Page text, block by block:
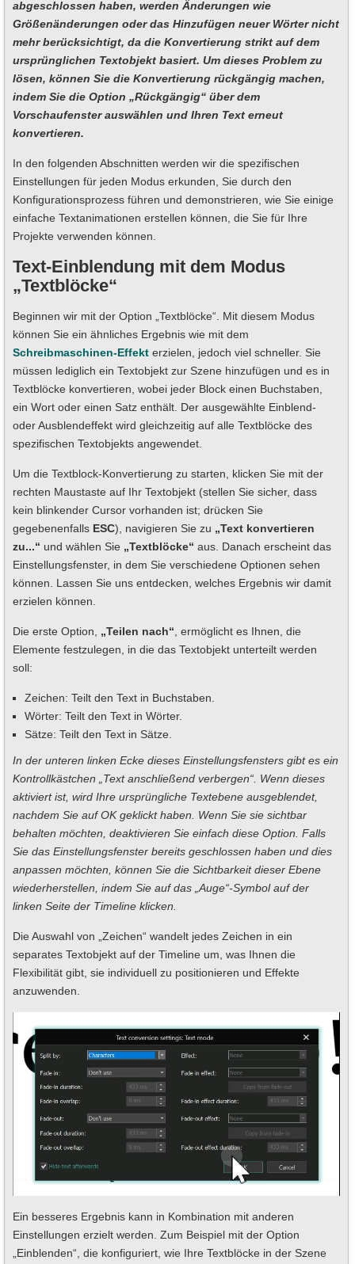
abgeschlossen haben, werden Änderungen wie
Größenänderungen oder das Hinzufügen neuer Wörter nicht
mehr berücksichtigt, da die Konvertierung strikt auf dem
ursprünglichen Textobjekt basiert. Um dieses Problem zu
lösen, können Sie die Konvertierung rückgängig machen,
indem Sie die Option „Rückgängig“ über dem
Vorschaufenster auswählen und Ihren Text erneut
konvertieren.
In den folgenden Abschnitten werden wir die spezifischen
Einstellungen für jeden Modus erkunden, Sie durch den
Konfigurationsprozess führen und demonstrieren, wie Sie einige
einfache Textanimationen erstellen können, die Sie für Ihre
Projekte verwenden können.
Text-Einblendung mit dem Modus
„Textblöcke“
Beginnen wir mit der Option „Textblöcke“. Mit diesem Modus
können Sie ein ähnliches Ergebnis wie mit dem
Schreibmaschinen-Effekt erzielen, jedoch viel schneller. Sie
müssen lediglich ein Textobjekt zur Szene hinzufügen und es in
Textblöcke konvertieren, wobei jeder Block einen Buchstaben,
ein Wort oder einen Satz enthält. Der ausgewählte Einblend-
oder Ausblendeffekt wird gleichzeitig auf alle Textblöcke des
spezifischen Textobjekts angewendet.
Um die Textblock-Konvertierung zu starten, klicken Sie mit der
rechten Maustaste auf Ihr Textobjekt (stellen Sie sicher, dass
kein blinkender Cursor vorhanden ist; drücken Sie
gegebenenfalls ESC), navigieren Sie zu „Text konvertieren
zu...“ und wählen Sie „Textblöcke“ aus. Danach erscheint das
Einstellungsfenster, in dem Sie verschiedene Optionen sehen
können. Lassen Sie uns entdecken, welches Ergebnis wir damit
erzielen können.
Die erste Option, „Teilen nach“ , ermöglicht es Ihnen, die
Elemente festzulegen, in die das Textobjekt unterteilt werden
soll:
Zeichen: Teilt den Text in Buchstaben.
Wörter: Teilt den Text in Wörter.
Sätze: Teilt den Text in Sätze.
In der unteren linken Ecke dieses Einstellungsfensters gibt es ein
Kontrollkästchen „Text anschließend verbergen“. Wenn dieses
aktiviert ist, wird Ihre ursprüngliche Textebene ausgeblendet,
nachdem Sie auf OK geklickt haben. Wenn Sie sie sichtbar
behalten möchten, deaktivieren Sie einfach diese Option. Falls
Sie das Einstellungsfenster bereits geschlossen haben und dies
anpassen möchten, können Sie die Sichtbarkeit dieser Ebene
wiederherstellen, indem Sie auf das „Auge“-Symbol auf der
linken Seite der Timeline klicken.
Die Auswahl von „Zeichen“ wandelt jedes Zeichen in ein
separates Textobjekt auf der Timeline um, was Ihnen die
Flexibilität gibt, sie individuell zu positionieren und Effekte
anzuwenden.
Ein besseres Ergebnis kann in Kombination mit anderen
Einstellungen erzielt werden. Zum Beispiel mit der Option
„Einblenden“, die konfiguriert, wie Ihre Textblöcke in der Szene